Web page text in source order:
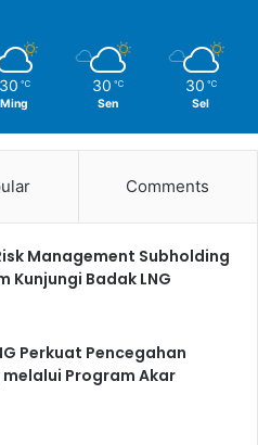
30 ℃
Ming
30 ℃
Sen
30 ℃
Sel
Comments
Management Subholding
Kunjungi Badak LNG
Perkuat Pencegahan
Program Akar